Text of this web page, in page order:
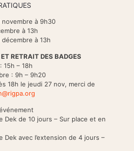
à 9h30
à 13h
à 13h
RETRAIT DES BADGES
15h – 18h
: 9h – 9h20
18h le jeudi 27 nov, merci de
Dek de 10 jours – Sur place et en
Dek avec l’extension de 4 jours –